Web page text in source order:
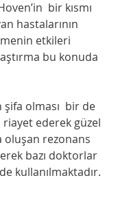
bir kısmı
hastalarının
etkileri
bu konuda
ederek güzel
oluşan rezonans
bazı doktorlar
kullanılmaktadır.